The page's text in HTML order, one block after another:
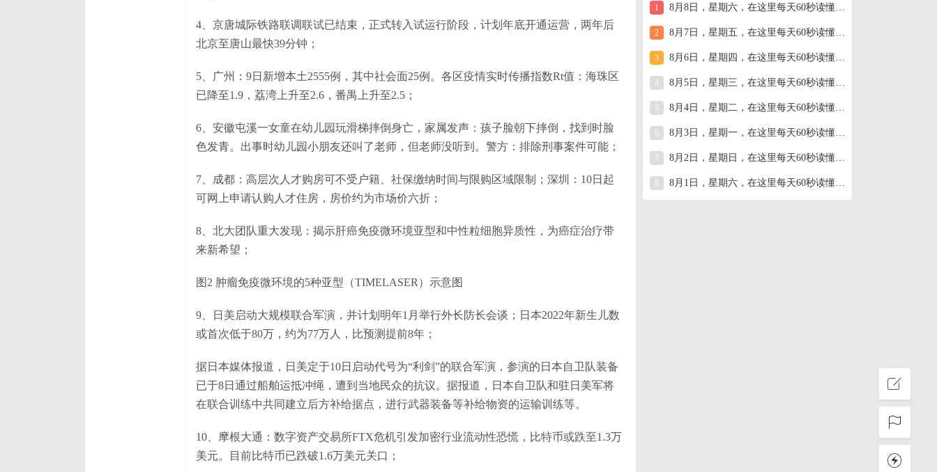
4、京唐城际铁路联调联试已结束，正式转入试运行阶段，计划年底开通运营，两年后
北京至唐山最快39分钟；
5、广州：9日新增本土2555例，其中社会面25例。各区疫情实时传播指数Rt值：海珠区
已降至1.9，荔湾上升至2.6，番禺上升至2.5；
6、安徽屯溪一女童在幼儿园玩滑梯摔倒身亡，家属发声：孩子脸朝下摔倒，找到时脸
色发青。出事时幼儿园小朋友还叫了老师，但老师没听到。警方：排除刑事案件可能；
7、成都：高层次人才购房可不受户籍、社保缴纳时间与限购区域限制；深圳：10日起
可网上申请认购人才住房，房价约为市场价六折；
8、北大团队重大发现：揭示肝癌免疫微环境亚型和中性粒细胞异质性，为癌症治疗带
来新希望；
图2 肿瘤免疫微环境的5种亚型（TIMELASER）示意图
9、日美启动大规模联合军演，并计划明年1月举行外长防长会谈；日本2022年新生儿数
或首次低于80万，约为77万人，比预测提前8年；
据日本媒体报道，日美定于10日启动代号为“利剑”的联合军演，参演的日本自卫队装备
已于8日通过船舶运抵冲绳，遭到当地民众的抗议。据报道，日本自卫队和驻日美军将
在联合训练中共同建立后方补给据点，进行武器装备等补给物资的运输训练等。
10、摩根大通：数字资产交易所FTX危机引发加密行业流动性恐慌，比特币或跌至1.3万
美元。目前比特币已跌破1.6万美元关口；
1 8月8日，星期六，在这里每天60秒读懂世界！
2 8月7日，星期五，在这里每天60秒读懂世界！
3 8月6日，星期四，在这里每天60秒读懂世界！
4 8月5日，星期三，在这里每天60秒读懂世界！
5 8月4日，星期二，在这里每天60秒读懂世界！
6 8月3日，星期一，在这里每天60秒读懂世界！
7 8月2日，星期日，在这里每天60秒读懂世界！
8月1日，星期六，在这里每天60秒读懂世界！